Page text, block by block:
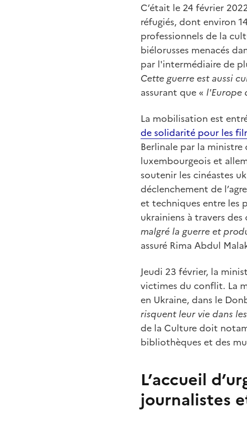
C’était le 24 février
réfugiés, dont environ
professionnels de la
biélorusses menacés
par l'intermédiaire de
Cette guerre est aussi
assurant que « l'Europe
La mobilisation est
de solidarité pour les
Berlinale par la
luxembourgeois et
soutenir les cinéastes
déclenchement de
et techniques entre les
ukrainiens à travers
malgré la guerre et
assuré Rima Abdul
Jeudi 23 février, la
victimes du conflit. La
en Ukraine, dans le
risquent leur vie dans
de la Culture doit
bibliothèques et des
L’accueil
journalistes